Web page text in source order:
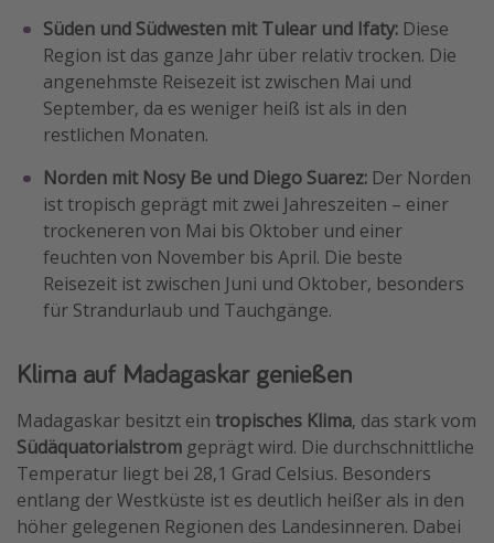
Süden und Südwesten mit Tulear und Ifaty: Diese
Region ist das ganze Jahr über relativ trocken. Die
angenehmste Reisezeit ist zwischen Mai und
September, da es weniger heiß ist als in den
restlichen Monaten.
Norden mit Nosy Be und Diego Suarez: Der Norden
ist tropisch geprägt mit zwei Jahreszeiten – einer
trockeneren von Mai bis Oktober und einer
feuchten von November bis April. Die beste
Reisezeit ist zwischen Juni und Oktober, besonders
für Strandurlaub und Tauchgänge.
Klima auf Madagaskar genießen
Madagaskar besitzt ein tropisches Klima, das stark vom
Südäquatorialstrom geprägt wird. Die durchschnittliche
Temperatur liegt bei 28,1 Grad Celsius. Besonders
entlang der Westküste ist es deutlich heißer als in den
höher gelegenen Regionen des Landesinneren. Dabei